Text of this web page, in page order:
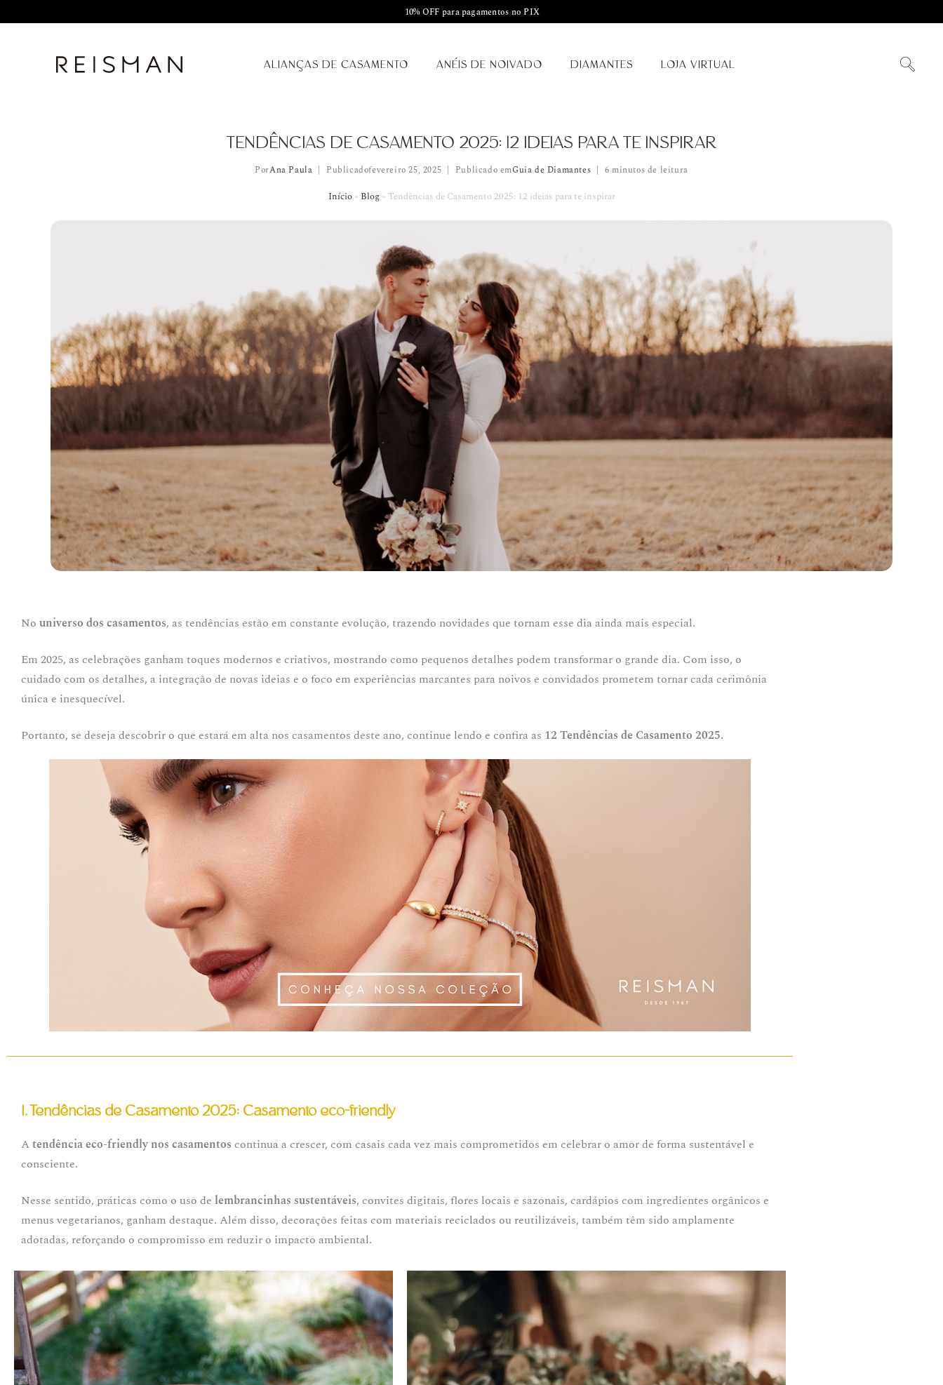
10% OFF para pagamentos no PIX
ALIANÇAS DE CASAMENTO ANÉIS DE NOIVADO DIAMANTES LOJA VIRTUAL
TENDÊNCIAS DE CASAMENTO 2025: 12 IDEIAS PARA TE INSPIRAR
PorAna Paula Publicadofevereiro 25, 2025 Publicado emGuia de Diamantes 6 minutos de leitura
Início» Blog» Tendências de Casamento 2025: 12 ideias para te inspirar
No universo dos casamentos, as tendências estão em constante evolução, trazendo novidades que tornam esse dia ainda mais especial.
Em 2025, as celebrações ganham toques modernos e criativos, mostrando como pequenos detalhes podem transformar o grande dia. Com isso, o
cuidado com os detalhes, a integração de novas ideias e o foco em experiências marcantes para noivos e convidados prometem tornar cada cerimônia
única e inesquecível.
Portanto, se deseja descobrir o que estará em alta nos casamentos deste ano, continue lendo e confira as 12 Tendências de Casamento 2025.
1. Tendências de Casamento 2025: Casamento eco-friendly
Atendência eco-friendly nos casamentos continua a crescer, com casais cada vez mais comprometidos em celebrar o amor de forma sustentável e
consciente.
Nesse sentido, práticas como o uso de lembrancinhas sustentáveis, convites digitais, flores locais e sazonais, cardápios com ingredientes orgânicos e
menus vegetarianos, ganham destaque. Além disso, decorações feitas com materiais reciclados ou reutilizáveis, também têm sido amplamente
adotadas, reforçando o compromisso em reduzir o impacto ambiental.